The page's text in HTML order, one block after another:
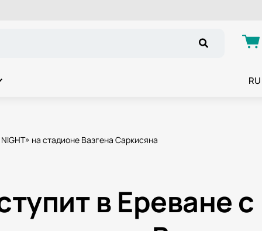
RU
на стадионе Вазгена Саркисяна
в Ереване с